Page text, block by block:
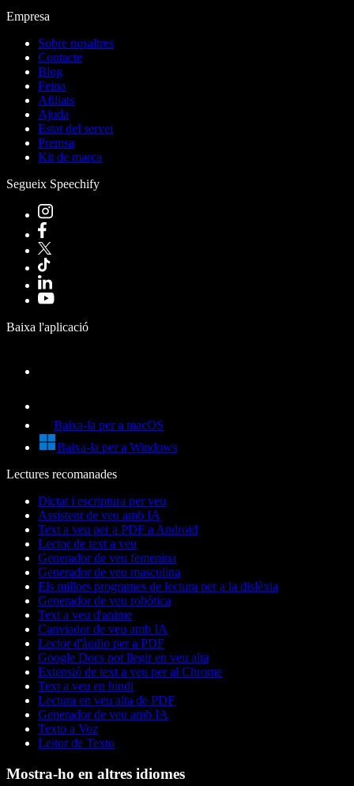
Empresa
Sobre nosaltres
Contacte
Blog
Feina
Afiliats
Ajuda
Estat del servei
Premsa
Kit de marca
Segueix Speechify
Baixa l'aplicació
Baixa-la per a macOS
Baixa-la per a Windows
Lectures recomanades
Dictat i escriptura per veu
Assistent de veu amb IA
Text a veu per a PDF a Android
Lector de text a veu
Generador de veu femenina
Generador de veu masculina
Els millors programes de lectura per a la dislèxia
Generador de veu robòtica
Text a veu d'anime
Canviador de veu amb IA
Lector d'àudio per a PDF
Google Docs pot llegir en veu alta
Extensió de text a veu per al Chrome
Text a veu en hindi
Lectura en veu alta de PDF
Generador de veu amb IA
Texto a Voz
Leitor de Texto
Mostra-ho en altres idiomes